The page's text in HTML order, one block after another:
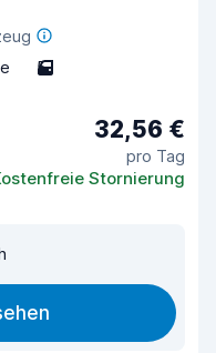
5
32,56 €
pro Tag
Stornierung